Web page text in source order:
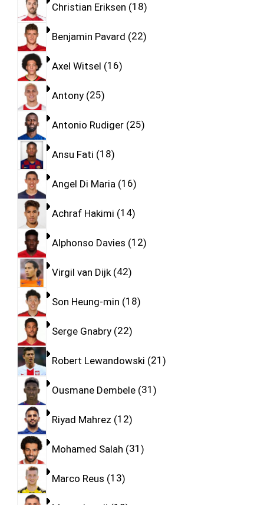
Christian Eriksen 18
Benjamin Pavard 22
Axel Witsel 16
Antony 25
Antonio Rudiger 25
Ansu Fati 18
Angel Di Maria 16
Achraf Hakimi 14
Alphonso Davies 12
Virgil van Dijk 42
Son Heung-min 18
Serge Gnabry 22
Robert Lewandowski 21
Ousmane Dembele 31
Riyad Mahrez 12
Mohamed Salah 31
Marco Reus 13